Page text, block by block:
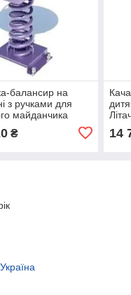
балансир на
з ручками для
майданчика
₴ 14